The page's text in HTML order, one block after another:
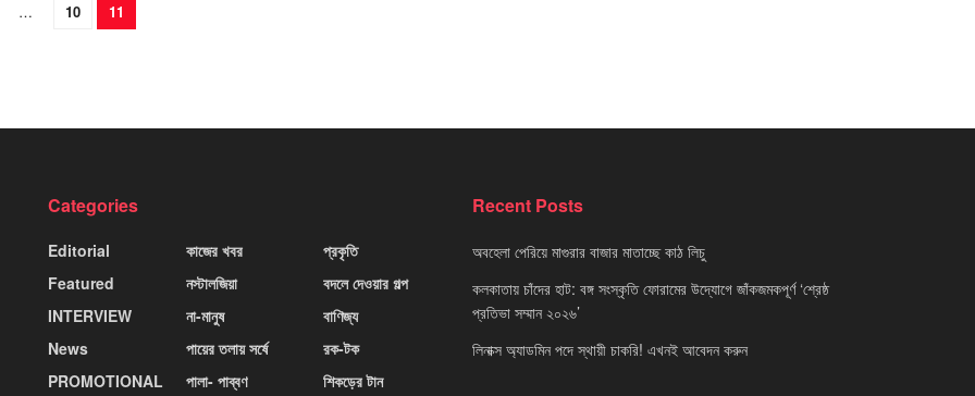
… 10 11
Categories
Editorial
Featured
INTERVIEW
News
PROMOTIONAL
কাজের খবর
নস্টালজিয়া
না-মানুষ
পায়ের তলায় সর্ষে
পালা- পাব্বণ
প্রকৃতি
বদলে দেওয়ার গল্প
বাণিজ্য
রক-টক
শিকড়ের টান
Recent Posts
অবহেলা পেরিয়ে মাগুরার বাজার মাতাচ্ছে কাঠ লিচু
কলকাতায় চাঁদের হাট: বঙ্গ সংস্কৃতি ফোরামের উদ্যোগে জাঁকজমকপূর্ণ ‘শ্রেষ্ঠ
প্রতিভা সম্মান ২০২৬’
লিনাক্স অ্যাডমিন পদে স্থায়ী চাকরি! এখনই আবেদন করুন